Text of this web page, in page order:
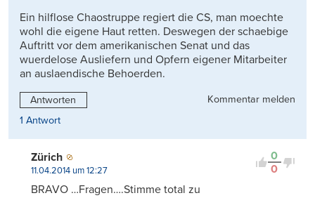
Ein hilflose Chaostruppe regiert die CS, man moechte
wohl die eigene Haut retten. Deswegen der schaebige
Auftritt vor dem amerikanischen Senat und das
wuerdelose Ausliefern und Opfern eigener Mitarbeiter
an auslaendische Behoerden.
Antworten
Kommentar melden
1 Antwort
0
0
Zürich
11.04.2014 um 12:27
BRAVO …Fragen….Stimme total zu